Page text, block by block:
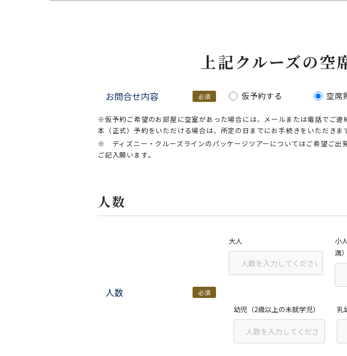
上記クルーズの空
お問合せ内容 必須 仮予約する 空席
※仮予約ご希望のお部屋に空室があった場合には、メールまたは電話でご連
本（正式）予約をいただける場合は、所定の日までにお手続きをいただきま
※ ディズニー・クルーズラインのパッケージツアーについてはご希望ご出
ご記入願います。
人数
人数 必須
大人
小
満）
幼児（2歳以上の未就学児） 乳